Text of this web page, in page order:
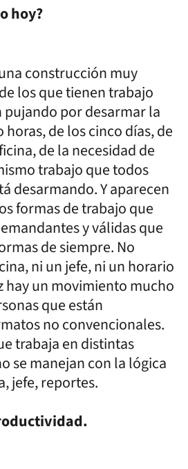
hoy?
construcción muy
los que tienen trabajo
por desarmar la
de los cinco días, de
de la necesidad de
trabajo que todos
desarmando. Y aparecen
formas de trabajo que
y válidas que
de siempre. No
ni un jefe, ni un horario
hay un movimiento mucho
que están
no convencionales.
trabaja en distintas
se manejan con la lógica
jefe, reportes.